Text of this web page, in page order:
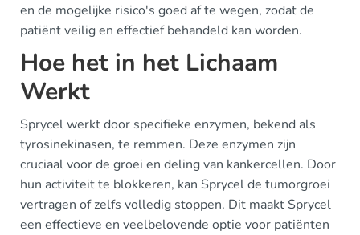
en de mogelijke risico's goed af te wegen, zodat de
patiënt veilig en effectief behandeld kan worden.
Hoe het in het Lichaam
Werkt
Sprycel werkt door specifieke enzymen, bekend als
tyrosinekinasen, te remmen. Deze enzymen zijn
cruciaal voor de groei en deling van kankercellen. Door
hun activiteit te blokkeren, kan Sprycel de tumorgroei
vertragen of zelfs volledig stoppen. Dit maakt Sprycel
een effectieve en veelbelovende optie voor patiënten